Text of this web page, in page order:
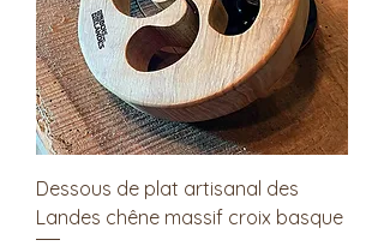
Dessous de plat artisanal des
Landes chêne massif croix basque